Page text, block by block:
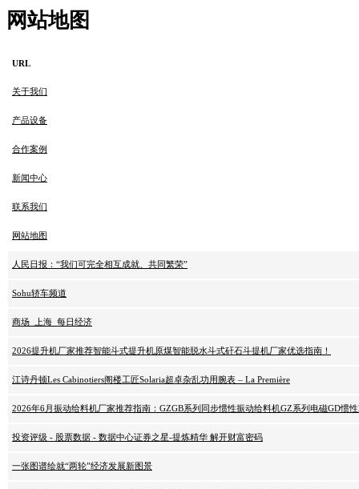
网站地图
URL
关于我们
产品设备
合作案例
新闻中心
联系我们
网站地图
人民日报：“我们可完全相互成就、共同繁荣”
Sohu轿车频道
商场_上海_每日经济
2026提升机厂家推荐智能斗式提升机原煤智能脱水斗式矸石斗提机厂家优选指南！
江诗丹顿Les Cabinotiers阁楼工匠Solaria超卓杂乱功用腕表 – La Première
2026年6月振动给料机厂家推荐指南：GZGB系列同步惯性振动给料机GZ系列电磁GD惯
投资评级 - 股票数据 - 数据中心证券之星-提炼精华 解开财富密码
一张图谱绘就“两轮”经济发展新图景